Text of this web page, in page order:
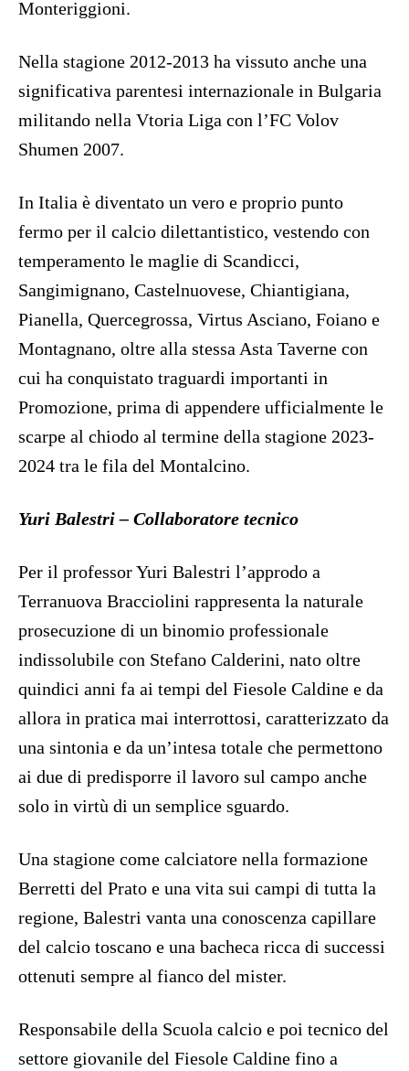
Monteriggioni.
Nella stagione 2012-2013 ha vissuto anche una
significativa parentesi internazionale in Bulgaria
militando nella Vtoria Liga con l’FC Volov
Shumen 2007.
In Italia è diventato un vero e proprio punto
fermo per il calcio dilettantistico, vestendo con
temperamento le maglie di Scandicci,
Sangimignano, Castelnuovese, Chiantigiana,
Pianella, Quercegrossa, Virtus Asciano, Foiano e
Montagnano, oltre alla stessa Asta Taverne con
cui ha conquistato traguardi importanti in
Promozione, prima di appendere ufficialmente le
scarpe al chiodo al termine della stagione 2023-
2024 tra le fila del Montalcino.
Yuri Balestri – Collaboratore tecnico
Per il professor Yuri Balestri l’approdo a
Terranuova Bracciolini rappresenta la naturale
prosecuzione di un binomio professionale
indissolubile con Stefano Calderini, nato oltre
quindici anni fa ai tempi del Fiesole Caldine e da
allora in pratica mai interrottosi, caratterizzato da
una sintonia e da un’intesa totale che permettono
ai due di predisporre il lavoro sul campo anche
solo in virtù di un semplice sguardo.
Una stagione come calciatore nella formazione
Berretti del Prato e una vita sui campi di tutta la
regione, Balestri vanta una conoscenza capillare
del calcio toscano e una bacheca ricca di successi
ottenuti sempre al fianco del mister.
Responsabile della Scuola calcio e poi tecnico del
settore giovanile del Fiesole Caldine fino a